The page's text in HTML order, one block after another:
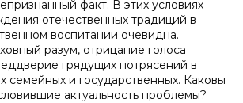
факт. В этих условиях
отечественных традиций в
воспитании очевидна.
разум, отрицание голоса
грядущих потрясений в
семейных и государственных. Каковы
актуальность проблемы?